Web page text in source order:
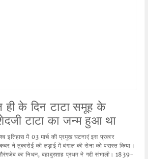
के दिन टाटा समूह के
टाटा का जन्म हुआ था
इतिहास में 03 मार्च की प्रमुख घटनाएं इस प्रकार
ने तुकारोई की लड़ाई में बंगाल की सेना को परास्त किया।
का निधन, बहादुरशाह प्रथम ने गद्दी संभाली। 1839-